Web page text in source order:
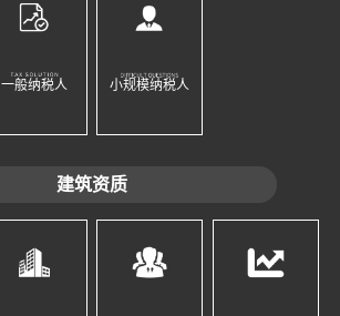
一般纳税人 小规模纳税人
建筑资质